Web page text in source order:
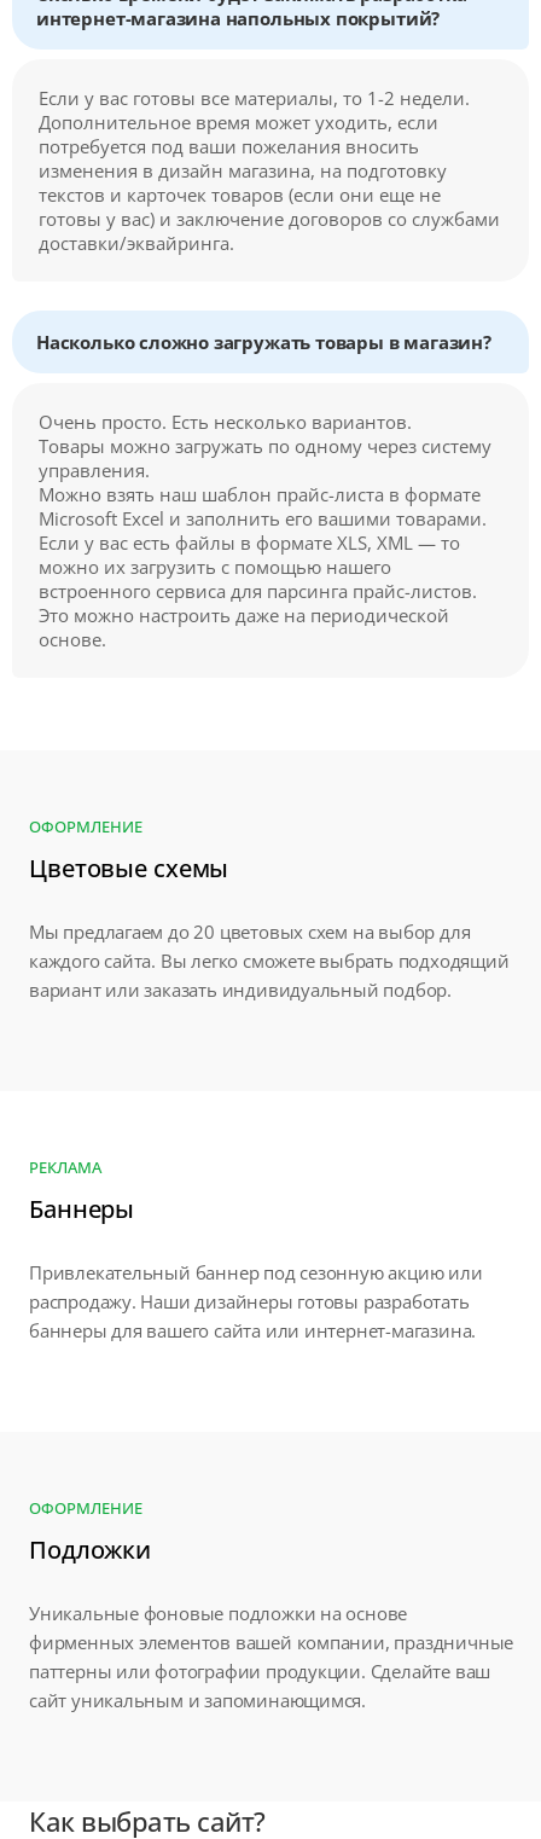
интернет-магазина напольных покрытий?
Если у вас готовы все материалы, то 1-2 недели.
Дополнительное время может уходить, если
потребуется под ваши пожелания вносить
изменения в дизайн магазина, на подготовку
текстов и карточек товаров (если они еще не
готовы у вас) и заключение договоров со службами
доставки/эквайринга.
Насколько сложно загружать товары в магазин?
Очень просто. Есть несколько вариантов.
Товары можно загружать по одному через систему
управления.
Можно взять наш шаблон прайс-листа в формате
Microsoft Excel и заполнить его вашими товарами.
Если у вас есть файлы в формате XLS, XML — то
можно их загрузить с помощью нашего
встроенного сервиса для парсинга прайс-листов.
Это можно настроить даже на периодической
основе.
ОФОРМЛЕНИЕ
Цветовые схемы
Мы предлагаем до 20 цветовых схем на выбор для
каждого сайта. Вы легко сможете выбрать подходящий
вариант или заказать индивидуальный подбор.
РЕКЛАМА
Баннеры
Привлекательный баннер под сезонную акцию или
распродажу. Наши дизайнеры готовы разработать
баннеры для вашего сайта или интернет-магазина.
ОФОРМЛЕНИЕ
Подложки
Уникальные фоновые подложки на основе
фирменных элементов вашей компании, праздничные
паттерны или фотографии продукции. Сделайте ваш
сайт уникальным и запоминающимся.
Как выбрать сайт?